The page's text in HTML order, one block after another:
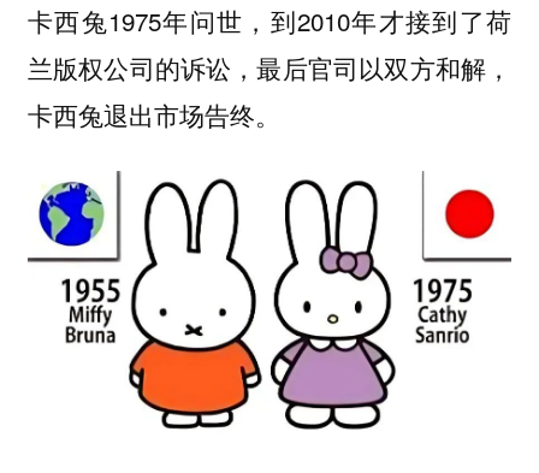
卡西兔1975年问世，到2010年才接到了荷
兰版权公司的诉讼，最后官司以双方和解，
卡西兔退出市场告终。